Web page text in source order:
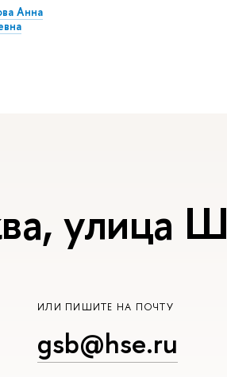
Анна
улица
ИЛИ ПИШИТЕ НА ПОЧТУ
gsb@hse.ru